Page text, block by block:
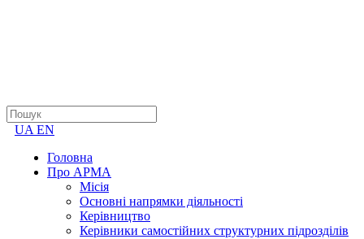
UA EN
Головна
Про АРМА
Місія
Основні напрямки діяльності
Керівництво
Керівники самостійних структурних підрозділів